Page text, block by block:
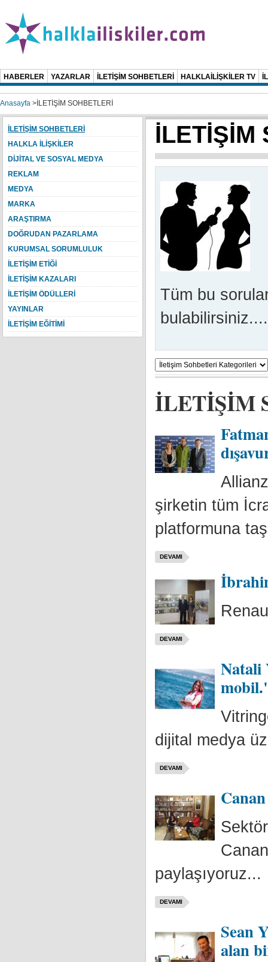
HABERLER YAZARLAR İLETİŞİM SOHBETLERİ HALKLAİLİŞKİLER TV
Anasayfa > İLETİŞİM SOHBETLERİ
İLETİŞİM
Tüm bu
bulabilirsiniz....
İLETİŞİM
şirketin tüm
platformuna
DEVAMI
DEVAMI
Natali
dijital medya
DEVAMI
paylaşıyoruz...
DEVAMI
Sean
alan
İLETİŞİM SOHBETLERİ
HALKLA İLİŞKİLER
DİJİTAL VE SOSYAL MEDYA
REKLAM
MEDYA
MARKA
ARAŞTIRMA
DOĞRUDAN PAZARLAMA
KURUMSAL SORUMLULUK
İLETİŞİM ETİĞİ
İLETİŞİM KAZALARI
İLETİŞİM ÖDÜLLERİ
YAYINLAR
İLETİŞİM EĞİTİMİ